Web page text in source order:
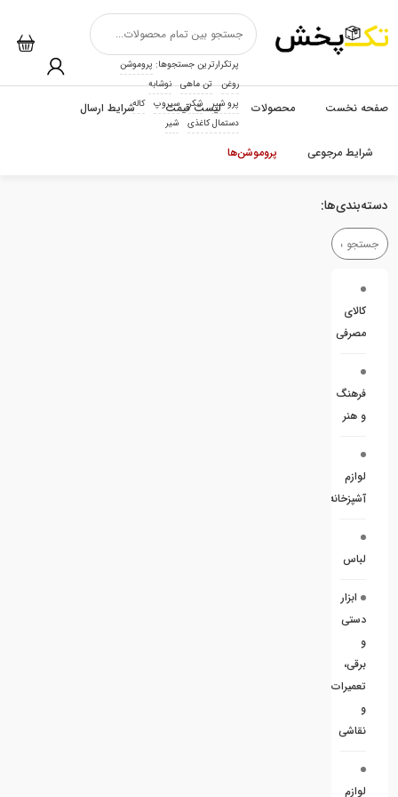
پرتکرارترین جستجوها: پروموشن
روغن
تن ماهی
نوشابه
پرو شیر
شکر سیروپ
کاله
دستمال کاغذی
شیر
صفحه نخست محصولات لیست قیمت شرایط ارسال
شرایط مرجوعی پروموشن‌ها
دسته‌بندی‌ها:
کالای
مصرفی
فرهنگ
و هنر
لوازم
آشپزخانه
لباس
ابزار
دستی
و
برقی،
تعمیرات
و
نقاشی
لوازم